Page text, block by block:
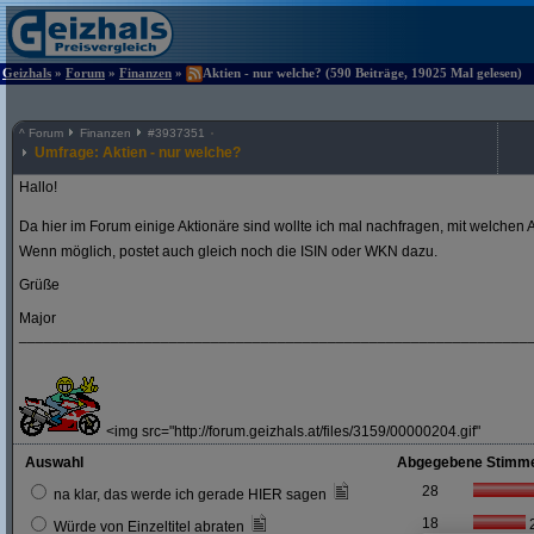
Geizhals » Forum » Finanzen » Aktien - nur welche? (590 Beiträge, 19025 Mal gelesen)
^ Forum Finanzen #3937351
Umfrage: Aktien - nur welche?
Hallo!
Da hier im Forum einige Aktionäre sind wollte ich mal nachfragen, mit welchen
Wenn möglich, postet auch gleich noch die ISIN oder WKN dazu.
Grüße
Major
<img src="http://forum.geizhals.at/files/3159/00000204.gif"
Auswahl
Abgegebene
na klar, das werde ich gerade HIER sagen
28
Würde von Einzeltitel abraten 18